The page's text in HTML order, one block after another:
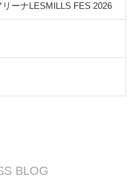
ーナLESMILLS FES 2026
BLOG